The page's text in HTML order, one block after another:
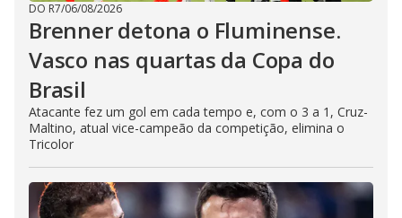
DO R7/06/08/2026
Brenner detona o Fluminense.
Vasco nas quartas da Copa do
Brasil
Atacante fez um gol em cada tempo e, com o 3 a 1, Cruz-
Maltino, atual vice-campeão da competição, elimina o
Tricolor